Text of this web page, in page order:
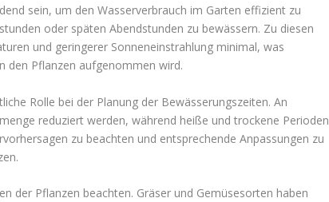
sein, um den Wasserverbrauch im Garten effizient zu
oder späten Abendstunden zu bewässern. Zu diesen
und geringerer Sonneneinstrahlung minimal, was
den Pflanzen aufgenommen wird.
Rolle bei der Planung der Bewässerungszeiten. An
reduziert werden, während heiße und trockene Perioden
zu beachten und entsprechende Anpassungen zu
der Pflanzen beachten. Gräser und Gemüsesorten haben